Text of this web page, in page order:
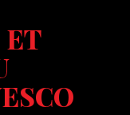
ET